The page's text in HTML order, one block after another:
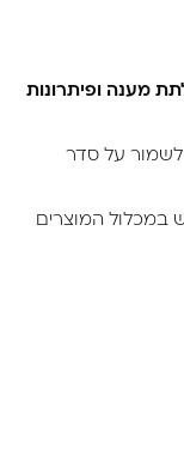
מענה ופיתרונות
לשמור על סדר
במכלול המוצרים